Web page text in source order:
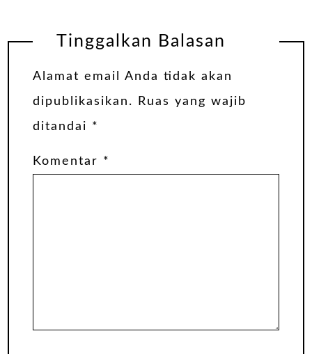
Tinggalkan Balasan
Alamat email Anda tidak akan
dipublikasikan.
Ruas yang wajib
ditandai *
Komentar *